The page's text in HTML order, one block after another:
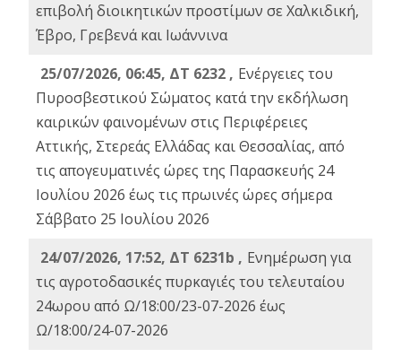
επιβολή διοικητικών προστίμων σε Χαλκιδική,
Έβρο, Γρεβενά και Ιωάννινα
25/07/2026, 06:45, ΔΤ 6232 , Ενέργειες του
Πυροσβεστικού Σώματος κατά την εκδήλωση
καιρικών φαινομένων στις Περιφέρειες
Αττικής, Στερεάς Ελλάδας και Θεσσαλίας, από
τις απογευματινές ώρες της Παρασκευής 24
Ιουλίου 2026 έως τις πρωινές ώρες σήμερα
Σάββατο 25 Ιουλίου 2026
24/07/2026, 17:52, ΔΤ 6231b , Ενημέρωση για
τις αγροτοδασικές πυρκαγιές του τελευταίου
24ωρου από Ω/18:00/23-07-2026 έως
Ω/18:00/24-07-2026